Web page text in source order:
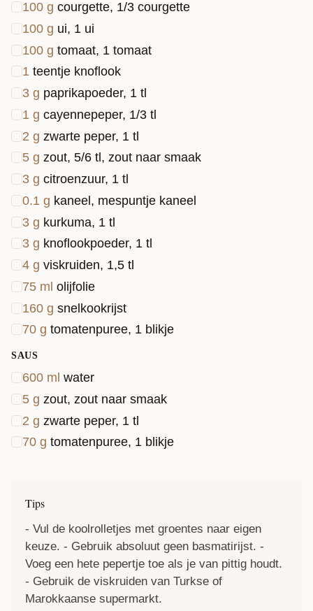
100 g courgette, 1/3 courgette
100 g ui, 1 ui
100 g tomaat, 1 tomaat
1 teentje knoflook
3 g paprikapoeder, 1 tl
1 g cayennepeper, 1/3 tl
2 g zwarte peper, 1 tl
5 g zout, 5/6 tl, zout naar smaak
3 g citroenzuur, 1 tl
0.1 g kaneel, mespuntje kaneel
3 g kurkuma, 1 tl
3 g knoflookpoeder, 1 tl
4 g viskruiden, 1,5 tl
75 ml olijfolie
160 g snelkookrijst
70 g tomatenpuree, 1 blikje
SAUS
600 ml water
5 g zout, zout naar smaak
2 g zwarte peper, 1 tl
70 g tomatenpuree, 1 blikje
Tips
- Vul de koolrolletjes met groentes naar eigen
keuze. - Gebruik absoluut geen basmatirijst. -
Voeg een hete pepertje toe als je van pittig houdt.
- Gebruik de viskruiden van Turkse of
Marokkaanse supermarkt.